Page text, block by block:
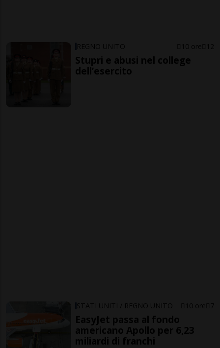
REGNO UNITO 10 ore 12
Stupri e abusi nel college
dell’esercito
STATI UNITI / REGNO UNITO 10 ore 7
EasyJet passa al fondo
americano Apollo per 6,23
miliardi di franchi